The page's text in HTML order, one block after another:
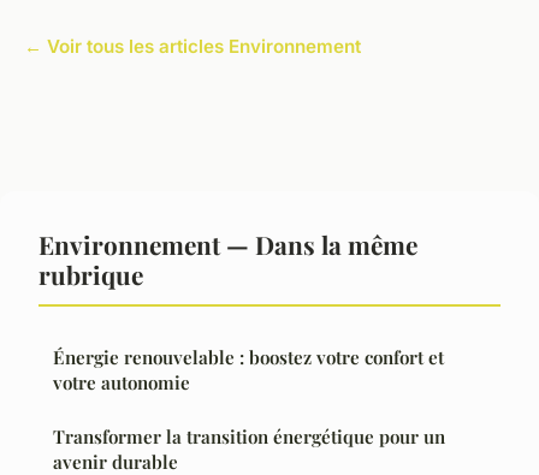
← Voir tous les articles Environnement
Environnement — Dans la même
rubrique
Énergie renouvelable : boostez votre confort et
votre autonomie
Transformer la transition énergétique pour un
avenir durable